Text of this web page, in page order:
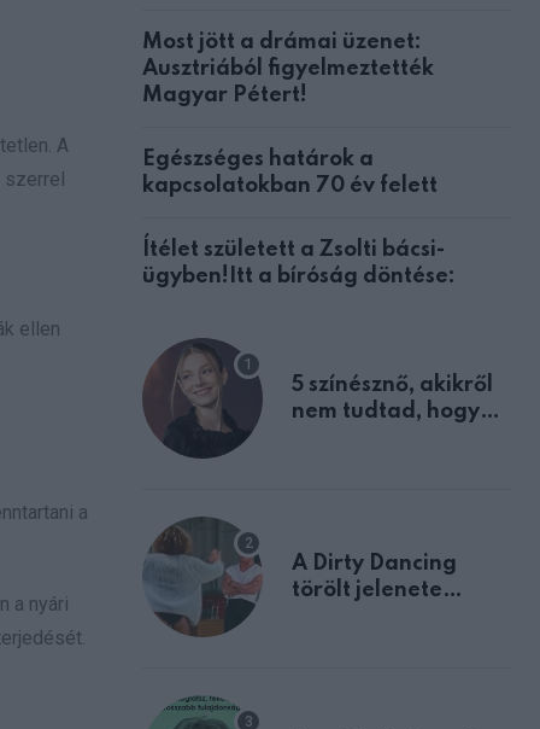
A
ellen
a
a nyári
Most jött a drámai üzenet:
Ausztriából figyelmeztették
Magyar Pétert!
Egészséges határok a
kapcsolatokban 70 év felett
Ítélet született a Zsolti bácsi-
ügyben!Itt a bíróság döntése:
5 színésznő, akikről
nem tudtad, hogy
A Dirty Dancing
törölt jelenete